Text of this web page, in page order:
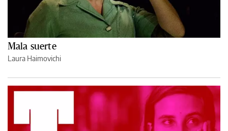
Mala suerte
Laura Haimovichi